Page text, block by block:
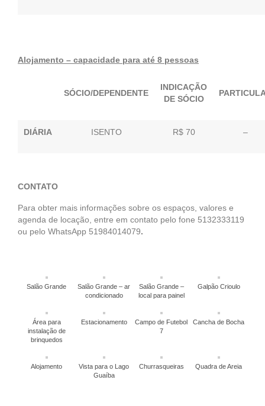
Alojamento – capacidade para até 8 pessoas
SÓCIO/DEPENDENTE
INDICAÇÃO
DE SÓCIO
DIÁRIA ISENTO R$ 70 –
CONTATO
Para obter mais informações sobre os espaços, valores e
agenda de locação, entre em contato pelo fone 5132333119
ou pelo WhatsApp 51984014079.
Salão Grande
Salão Grande – ar
condicionado
Salão Grande –
local para painel
Galpão Crioulo
Área para
instalação de
brinquedos
Estacionamento
Campo de Futebol
7
Cancha de Bocha
Alojamento
Vista para o Lago
Guaíba
Churrasqueiras Quadra de Areia